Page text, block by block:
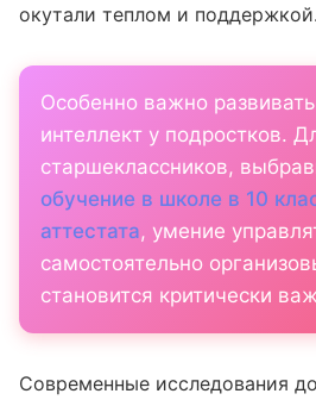
окутали теплом и поддержкой.
Особенно важно
интеллект у подростков.
старшеклассников,
обучение в школе в 10
аттестата, умение
самостоятельно
становится критически
Современные исследования